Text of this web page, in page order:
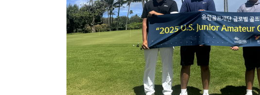
[단독]중수청 지원 검사들, 정원 초과 시 낮은 계급 임용…희망지 못
낮 최고 37도 찜통더위…곳곳 소나기·강원 많은 비[내일날씨]
SK하이닉스, 용인·청주 팹에 54조 투자…"AI 메모리 수요 선제 대
여자배구 이재영·이다영 자매, 아제르바이잔 투란VC 입단
외국인 심판 성 접대 7경기 들여다보니…한국 축구 '5승 2무'
[속보]코스닥, 2.86포인트(0.36%) 내린 798.81마감
[속보]코스피, 6200선 약보합…0.60% 내린 6258.77에 마쳐